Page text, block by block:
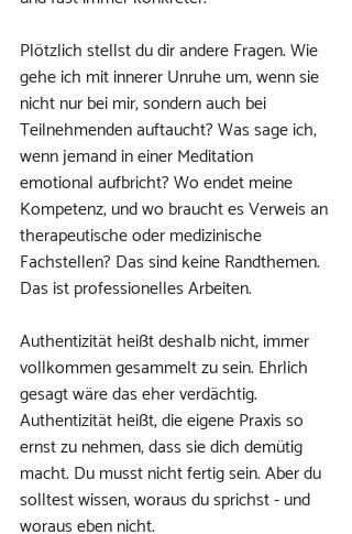
Plötzlich stellst du dir andere Fragen. Wie
gehe ich mit innerer Unruhe um, wenn sie
nicht nur bei mir, sondern auch bei
Teilnehmenden auftaucht? Was sage ich,
wenn jemand in einer Meditation
emotional aufbricht? Wo endet meine
Kompetenz, und wo braucht es Verweis an
therapeutische oder medizinische
Fachstellen? Das sind keine Randthemen.
Das ist professionelles Arbeiten.
Authentizität heißt deshalb nicht, immer
vollkommen gesammelt zu sein. Ehrlich
gesagt wäre das eher verdächtig.
Authentizität heißt, die eigene Praxis so
ernst zu nehmen, dass sie dich demütig
macht. Du musst nicht fertig sein. Aber du
solltest wissen, woraus du sprichst - und
woraus eben nicht.